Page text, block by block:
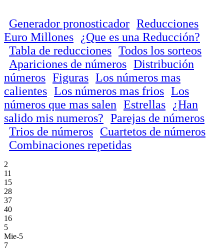
Generador pronosticador Reducciones
Euro Millones
¿Que es una Reducción?
Tabla de reducciones Todos los sorteos
Apariciones de números Distribución
números Figuras Los números mas
calientes Los números mas frios Los
números que mas salen Estrellas
¿Han
salido mis numeros? Parejas de números
Trios de números Cuartetos de números
Combinaciones repetidas
2
11
15
28
37
40
16
5
Mie-5
7